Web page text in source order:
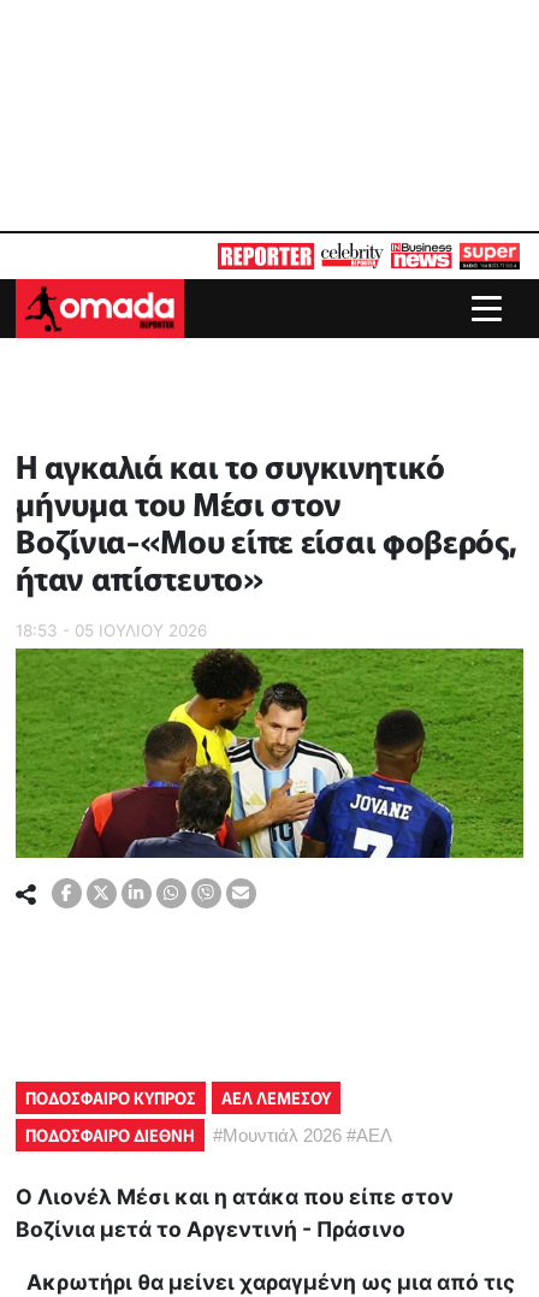
Η αγκαλιά και το συγκινητικό
μήνυμα του Μέσι στον
Βοζίνια-«Μου είπε είσαι φοβερός,
ήταν απίστευτο»
18:53 - 05 ΙΟΥΛΙΟΥ 2026
ΠΟΔΟΣΦΑΙΡΟ ΚΥΠΡΟΣ
ΑΕΛ ΛΕΜΕΣΟΥ
ΠΟΔΟΣΦΑΙΡΟ ΔΙΕΘΝΗ
#Μουντιάλ 2026 #ΑΕΛ
Ο Λιονέλ Μέσι και η ατάκα που είπε στον
Βοζίνια μετά το Αργεντινή - Πράσινο
Ακρωτήρι θα μείνει χαραγμένη ως μια από τις